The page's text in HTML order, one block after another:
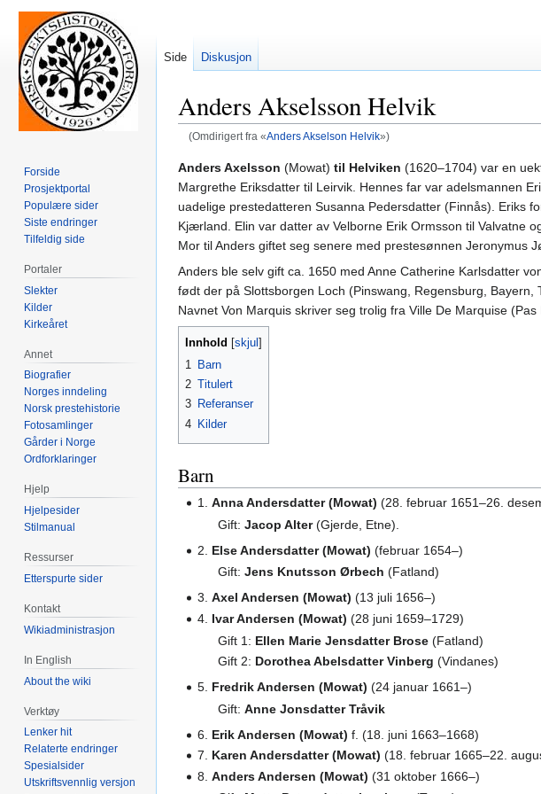
Anders Akselsson Helvik
(Omdirigert fra «Anders Akselson Helvik»)
Hopp
til
navigering
Hopp
til
søk
Anders Axelsson (Mowat) til Helviken (1620–1704) var en
Margrethe Eriksdatter til Leirvik. Hennes far var adelsmannen
uadelige prestedatteren Susanna Pedersdatter (Finnås). Eriks
Kjærland. Elin var datter av Velborne Erik Ormsson til Valvatne
Mor til Anders giftet seg senere med prestesønnen Jeronymus
Anders ble selv gift ca. 1650 med Anne Catherine Karlsdatter
født der på Slottsborgen Loch (Pinswang, Regensburg,
Navnet Von Marquis skriver seg trolig fra Ville De Marquise
Innhold
1
Barn
2 Titulert
3 Referanser
4 Kilder
Barn
1.Anna Andersdatter (Mowat) (28. februar 1651–26.
Gift: Jacop Alter(Gjerde, Etne).
2. Else Andersdatter (Mowat) (februar 1654–)
Gift: Jens Knutsson Ørbech (Fatland)
3.Axel Andersen (Mowat) (13 juli 1656–)
4. Ivar Andersen (Mowat) (28 juni 1659–1729)
Gift 1: Ellen Marie Jensdatter Brose(Fatland)
Gift 2: Dorothea Abelsdatter Vinberg (Vindanes)
5. Fredrik Andersen (Mowat) (24 januar 1661–)
Gift: Anne Jonsdatter Tråvik
6. Erik Andersen (Mowat) f. (18. juni 1663–1668)
7. Karen Andersdatter (Mowat) (18. februar 1665–22.
8.Anders Andersen (Mowat) (31 oktober 1666–)
Side Diskusjon
Forside
Prosjektportal
Populære sider
Siste endringer
Tilfeldig side
Portaler
Slekter
Kilder
Kirkeåret
Annet
Biografier
Norges inndeling
Norsk prestehistorie
Fotosamlinger
Gårder i Norge
Ordforklaringer
Hjelp
Hjelpesider
Stilmanual
Ressurser
Etterspurte sider
Kontakt
Wikiadministrasjon
In English
About the wiki
Verktøy
Lenker hit
Relaterte endringer
Spesialsider
Utskriftsvennlig versjon